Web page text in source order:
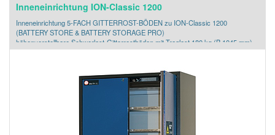
Inneneinrichtung ION-Classic 1200
Inneneinrichtung 5-FACH GITTERROST-BÖDEN zu ION-Classic 1200
(BATTERY STORE & BATTERY STORAGE PRO)
höhenverstellbare Schwerlast-Gitterrostböden mit Traglast 180 kg (B 1045 mm)
Bodenauffangwanne geprüft entspr. StawaR